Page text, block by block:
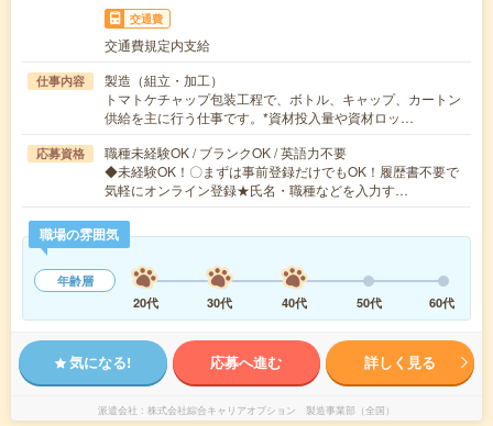
交通費
交通費規定内支給
仕事内容
製造（組立・加工）
トマトケチャップ包装工程で、ボトル、キャップ、カートン
供給を主に行う仕事です。*資材投入量や資材ロッ…
応募資格
職種未経験OK / ブランクOK / 英語力不要
◆未経験OK！〇まずは事前登録だけでもOK！履歴書不要で
気軽にオンライン登録★氏名・職種などを入力す…
職場の雰囲気
年齢層
20代
30代 40代 50代 60代
気になる! 応募へ進む 詳しく見る
派遣会社 株式会社綜合キャリアオプション 製造事業部（全国）